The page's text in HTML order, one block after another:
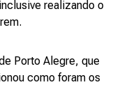
realizando o
Porto Alegre, que
como foram os